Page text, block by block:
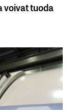
voivat tuoda